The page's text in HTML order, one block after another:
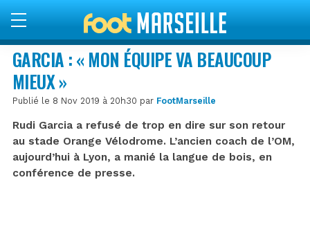
GARCIA : « MON ÉQUIPE VA BEAUCOUP
MIEUX »
Publié le 8 Nov 2019 à 20h30 par FootMarseille
Rudi Garcia a refusé de trop en dire sur son retour
au stade Orange Vélodrome. L’ancien coach de l’OM,
aujourd’hui à Lyon, a manié la langue de bois, en
conférence de presse.